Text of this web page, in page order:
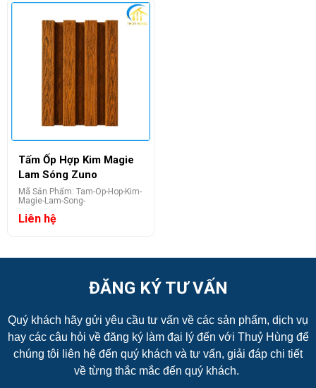
Tấm Ốp Hợp Kim Magie
Lam Sóng Zuno
Mã Sản Phẩm: Tam-Op-Hop-Kim-
Magie-Lam-Song-
Liên hệ
ĐĂNG KÝ TƯ VẤN
Quý khách hãy gửi yêu cầu tư vấn về các sản phẩm, dịch vụ
hay các câu hỏi về đăng ký làm đại lý đến với Thuỷ Hùng để
chúng tôi liên hệ đến quý khách và tư vấn, giải đáp chi tiết
về từng thắc mắc đến quý khách.